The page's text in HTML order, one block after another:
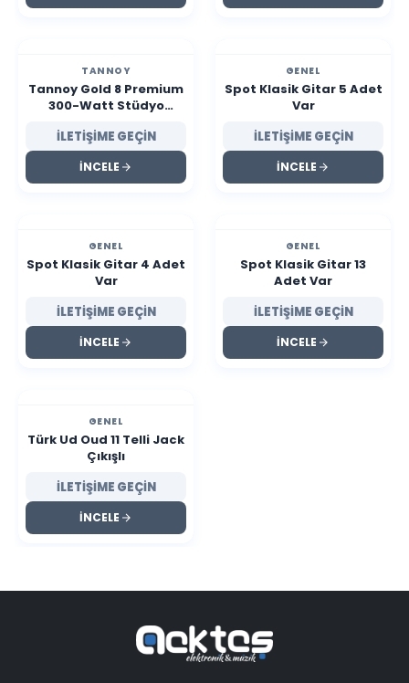
TANNOY
Tannoy Gold 8 Premium
300-Watt Stüdyo
Yok
İLETİŞİME GEÇİN
İNCELE
GENEL
Spot Klasik Gitar 5 Adet
Var
İLETİŞİME GEÇİN
İNCELE
GENEL
Spot Klasik Gitar 4 Adet
Var
İLETİŞİME GEÇİN
İNCELE
GENEL
Spot Klasik Gitar 13
Adet Var
İLETİŞİME GEÇİN
İNCELE
GENEL
Türk Ud Oud 11 Telli Jack
Çıkışlı
İLETİŞİME GEÇİN
İNCELE